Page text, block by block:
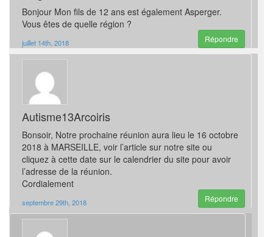
Bonjour Mon fils de 12 ans est également Asperger.
Vous êtes de quelle région ?
juillet 14th, 2018 Répondre
Autisme13Arcoiris
Bonsoir, Notre prochaine réunion aura lieu le 16 octobre
2018 à MARSEILLE, voir l’article sur notre site ou
cliquez à cette date sur le calendrier du site pour avoir
l’adresse de la réunion.
Cordialement
septembre 29th, 2018 Répondre